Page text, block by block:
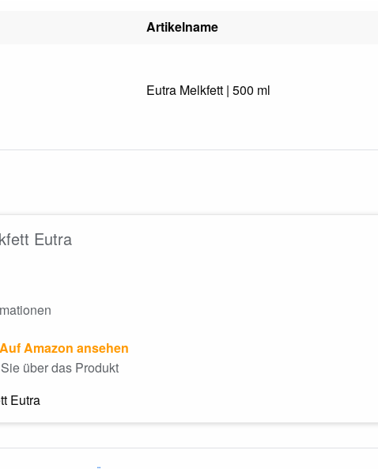
Artikelname
Eutra Melkfett | 500 ml
Eutra
Amazon ansehen
über das Produkt
Eutra